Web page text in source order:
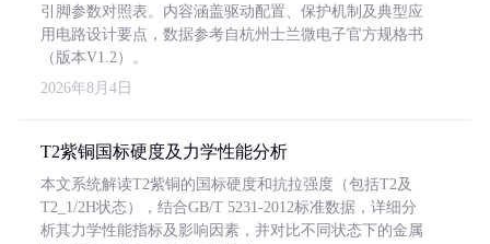
引脚参数对照表。内容涵盖驱动配置、保护机制及典型应
用电路设计要点，数据参考自杭州士兰微电子官方规格书
（版本V1.2）。
2026年8月4日
T2紫铜国标硬度及力学性能分析
本文系统解读T2紫铜的国标硬度和抗拉强度（包括T2及
T2_1/2H状态），结合GB/T 5231-2012标准数据，详细分
析其力学性能指标及影响因素，并对比不同状态下的金属